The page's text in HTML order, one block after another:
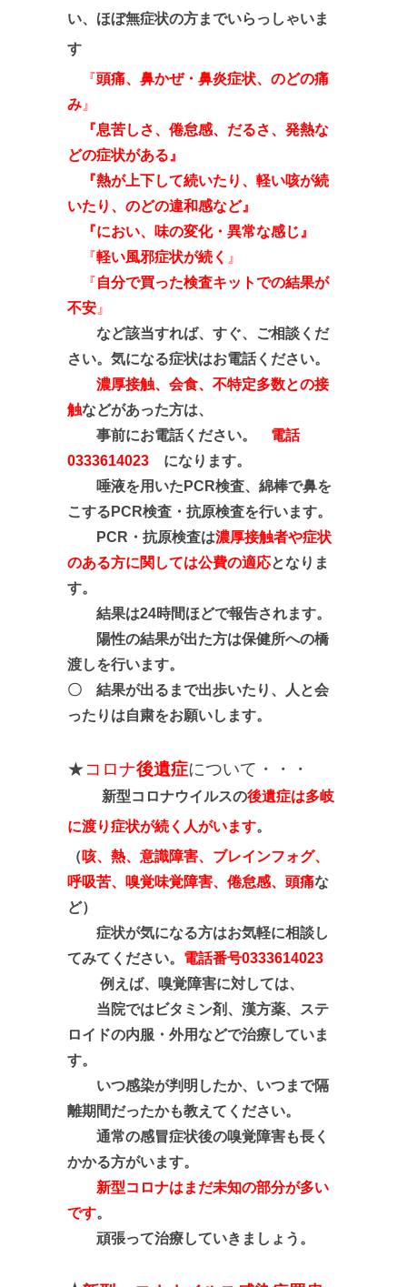
い、ほぼ無症状の方までいらっしゃいま
す
『頭痛、鼻かぜ・鼻炎症状、のどの痛
み 』
『息苦しさ、倦怠感、だるさ、発熱な
どの症状がある』
『熱が上下して続いたり、軽い咳が続
いたり、のどの違和感など』
『におい、味の変化・異常な感じ』
『軽い風邪症状が続く 』
『自分で買った検査キットでの結果が
不安 』
など該当すれば、すぐ、ご相談くだ
さい。気になる症状はお電話ください。
濃厚接触、会食、不特定多数との接
触などがあった方は、
事前にお電話ください。 電話
0333614023 になります。
唾液を用いたPCR検査、綿棒で鼻を
こするPCR検査・抗原検査を行います。
PCR・抗原検査は濃厚接触者や症状
のある方に関しては公費の適応となりま
す。
結果は24時間ほどで報告されます。
陽性の結果が出た方は保健所への橋
渡しを行います。
〇 結果が出るまで出歩いたり、人と会
ったりは自粛をお願いします。
★コロナ後遺症について・・・
新型コロナウイルスの後遺症は多岐
に渡り症状が続く人がいます。
（咳、熱、意識障害、ブレインフォグ、
呼吸苦、嗅覚味覚障害、倦怠感、頭痛な
ど）
症状が気になる方はお気軽に相談し
てみてください。 電話番号0333614023
例えば、嗅覚障害に対しては、
当院では ビタミン剤、漢方薬、ステ
ロイドの内服・外用などで治療していま
す。
いつ感染が判明したか、いつまで隔
離期間だったかも教えてください。
通常の感冒症状後の嗅覚障害も長く
かかる方がいます。
新型コロナはまだ未知の部分が多い
です。
頑張って治療していきましょう。